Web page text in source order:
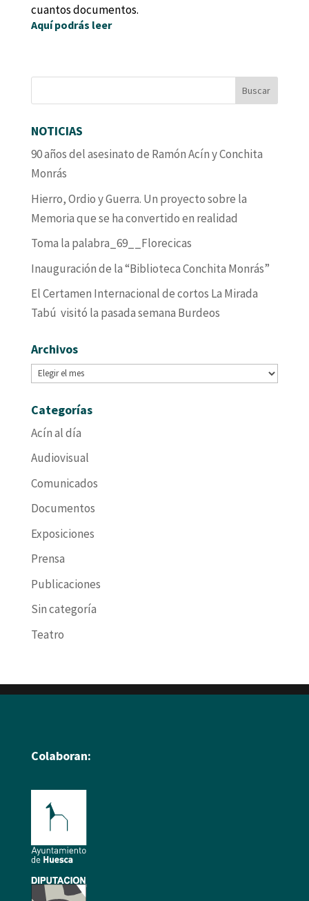
cuantos documentos.
Aquí podrás leer
NOTICIAS
90 años del asesinato de Ramón Acín y Conchita
Monrás
Hierro, Ordio y Guerra. Un proyecto sobre la
Memoria que se ha convertido en realidad
Toma la palabra_69__Florecicas
Inauguración de la “Biblioteca Conchita Monrás”
El Certamen Internacional de cortos La Mirada
Tabú visitó la pasada semana Burdeos
Archivos
Archivos
Categorías
Acín al día
Audiovisual
Comunicados
Documentos
Exposiciones
Prensa
Publicaciones
Sin categoría
Teatro
Colaboran: